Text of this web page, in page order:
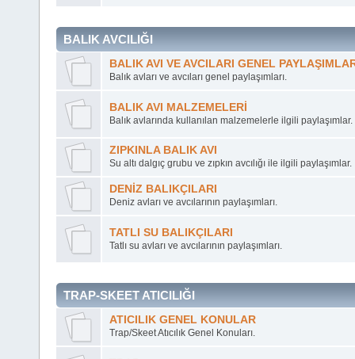
BALIK AVCILIĞI
BALIK AVI VE AVCILARI GENEL
Balık avları ve avcıları genel paylaşımları.
BALIK AVI MALZEMELERİ
Balık avlarında kullanılan malzemelerle ilgili paylaşımlar.
ZIPKINLA BALIK AVI
Su altı dalgıç grubu ve zıpkın avcılığı ile ilgili paylaşımlar.
DENİZ BALIKÇILARI
Deniz avları ve avcılarının paylaşımları.
TATLI SU BALIKÇILARI
Tatlı su avları ve avcılarının paylaşımları.
TRAP-SKEET ATICILIĞI
ATICILIK GENEL KONULAR
Trap/Skeet Atıcılık Genel Konuları.